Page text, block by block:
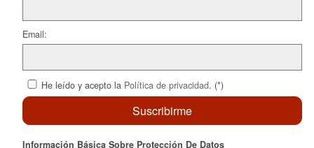
Email:
He leído y acepto la Política de privacidad. (*)
Información Básica Sobre Protección De Datos